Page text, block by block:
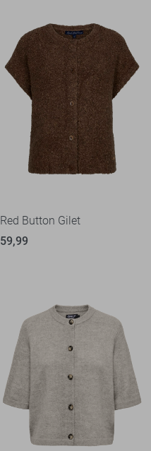
Red Button Gilet
59,99